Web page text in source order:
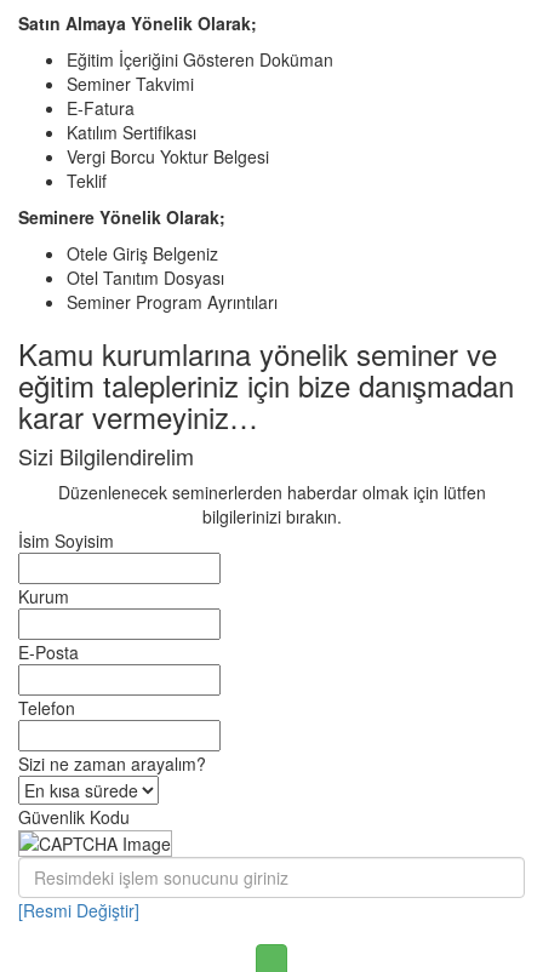
Satın Almaya Yönelik Olarak;
Eğitim İçeriğini Gösteren Doküman
Seminer Takvimi
E-Fatura
Katılım Sertifikası
Vergi Borcu Yoktur Belgesi
Teklif
Seminere Yönelik Olarak;
Otele Giriş Belgeniz
Otel Tanıtım Dosyası
Seminer Program Ayrıntıları
Kamu kurumlarına yönelik seminer ve
eğitim talepleriniz için bize danışmadan
karar vermeyiniz…
Sizi Bilgilendirelim
Düzenlenecek seminerlerden haberdar olmak için lütfen
bilgilerinizi bırakın.
İsim Soyisim
Kurum
E-Posta
Telefon
Sizi ne zaman arayalım?
Güvenlik Kodu
[Resmi Değiştir]